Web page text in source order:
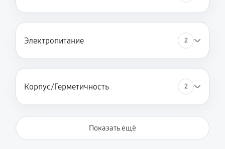
Электропитание 2
Корпус/Герметичность 2
Показать ещё